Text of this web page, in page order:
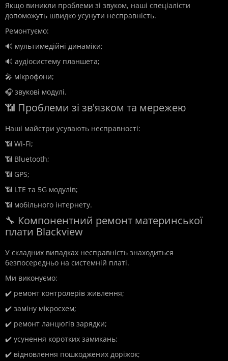
Якщо виникли проблеми зі звуком, наші спеціалісти
допоможуть швидко усунути несправність.
Ремонтуємо:
🔊 мультимедійні динаміки;
🔊 аудіосистему планшета;
🎤 мікрофони;
🎧 звукові модулі.
📶 Проблеми зі зв'язком та мережею
Наші майстри усувають несправності:
📶 Wi-Fi;
📶 Bluetooth;
📶 GPS;
📶 LTE та 5G модулів;
📶 мобільного інтернету.
🔧 Компонентний ремонт материнської
плати Blackview
У складних випадках несправність знаходиться
безпосередньо на системній платі.
Ми виконуємо:
✔️ ремонт контролерів живлення;
✔️ заміну мікросхем;
✔️ ремонт ланцюгів зарядки;
✔️ усунення коротких замикань;
✔️ відновлення пошкоджених доріжок;